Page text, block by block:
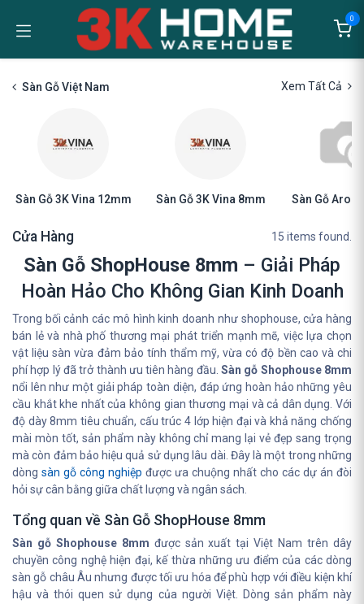
Bỏ qua để đến Nội dung
0
Sàn Gỗ Việt Nam Xem Tất Cả
Sàn Gỗ 3K Vina 12mm Sàn Gỗ 3K Vina 8mm Sàn Gỗ
Cửa Hàng 15 items found.
Sàn Gỗ ShopHouse 8mm – Giải Pháp
Hoàn Hảo Cho Không Gian Kinh Doanh
Trong bối cảnh các mô hình kinh doanh như shophouse, cửa hàng
bán lẻ và nhà phố thương mại phát triển mạnh mẽ, việc lựa chọn
vật liệu sàn vừa đảm bảo tính thẩm mỹ, vừa có độ bền cao và chi
phí hợp lý đã trở thành ưu tiên hàng đầu.Sàn gỗ Shophouse 8mm
nổi lên như một giải pháp toàn diện, đáp ứng hoàn hảo những yêu
cầu khắt khe nhất của không gian thương mại và cả dân dụng. Với
độ dày 8mm tiêu chuẩn, cấu trúc 4 lớp hiện đại và khả năng chống
mài mòn tốt, sản phẩm này không chỉ mang lại vẻ đẹp sang trọng
mà còn đảm bảo hiệu quả sử dụng lâu dài. Đây là một trong những
dòng sàn gỗ công nghiệp được ưa chuộng nhất cho các dự án đòi
hỏi sự cân bằng giữa chất lượng và ngân sách.
Tổng quan về Sàn Gỗ ShopHouse 8mm
Sàn gỗ Shophouse 8mm được sản xuất tại Việt Nam trên dây
chuyền công nghệ hiện đại, kế thừa những ưu điểm của các dòng
sàn gỗ châu Âu nhưng được tối ưu hóa để phù hợp với điều kiện khí
hậu và thói quen sử dụng của người Việt. Dòng sản phẩm này